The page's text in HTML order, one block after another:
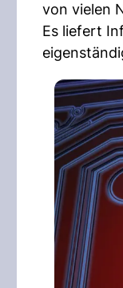
von vielen
Es liefert